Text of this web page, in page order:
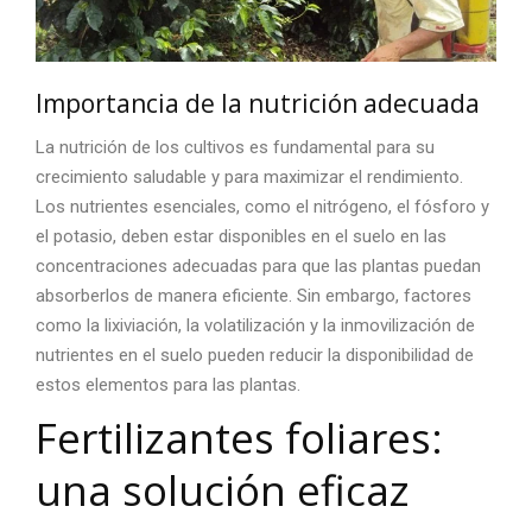
Importancia de la nutrición adecuada
La nutrición de los cultivos es fundamental para su
crecimiento saludable y para maximizar el rendimiento.
Los nutrientes esenciales, como el nitrógeno, el fósforo y
el potasio, deben estar disponibles en el suelo en las
concentraciones adecuadas para que las plantas puedan
absorberlos de manera eficiente. Sin embargo, factores
como la lixiviación, la volatilización y la inmovilización de
nutrientes en el suelo pueden reducir la disponibilidad de
estos elementos para las plantas.
Fertilizantes foliares:
una solución eficaz